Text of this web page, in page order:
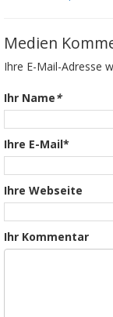
Medien
Ihre E-Mail-Adresse
Ihr Name*
Ihre E-Mail*
Ihre Webseite
Ihr Kommentar